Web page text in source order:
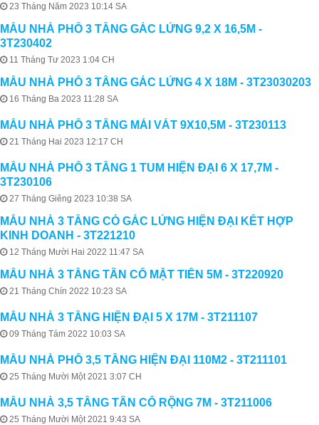
23 Tháng Năm 2023 10:14 SA
MẪU NHÀ PHỐ 3 TẦNG GÁC LỬNG 9,2 X 16,5M -
3T230402
11 Tháng Tư 2023 1:04 CH
MẪU NHÀ PHỐ 3 TẦNG GÁC LỬNG 4 X 18M - 3T23030203
16 Tháng Ba 2023 11:28 SA
MẪU NHÀ PHỐ 3 TẦNG MÁI VÁT 9X10,5M - 3T230113
21 Tháng Hai 2023 12:17 CH
MẪU NHÀ PHỐ 3 TẦNG 1 TUM HIỆN ĐẠI 6 X 17,7M -
3T230106
27 Tháng Giêng 2023 10:38 SA
MẪU NHÀ 3 TẦNG CÓ GÁC LỬNG HIỆN ĐẠI KẾT HỢP
KINH DOANH - 3T221210
12 Tháng Mười Hai 2022 11:47 SA
MẪU NHÀ 3 TẦNG TÂN CỔ MẶT TIỀN 5M - 3T220920
21 Tháng Chín 2022 10:23 SA
MẪU NHÀ 3 TẦNG HIỆN ĐẠI 5 X 17M - 3T211107
09 Tháng Tám 2022 10:03 SA
MẪU NHÀ PHỐ 3,5 TẦNG HIỆN ĐẠI 110M2 - 3T211101
25 Tháng Mười Một 2021 3:07 CH
MẪU NHÀ 3,5 TẦNG TÂN CỔ RỘNG 7M - 3T211006
25 Tháng Mười Một 2021 9:43 SA